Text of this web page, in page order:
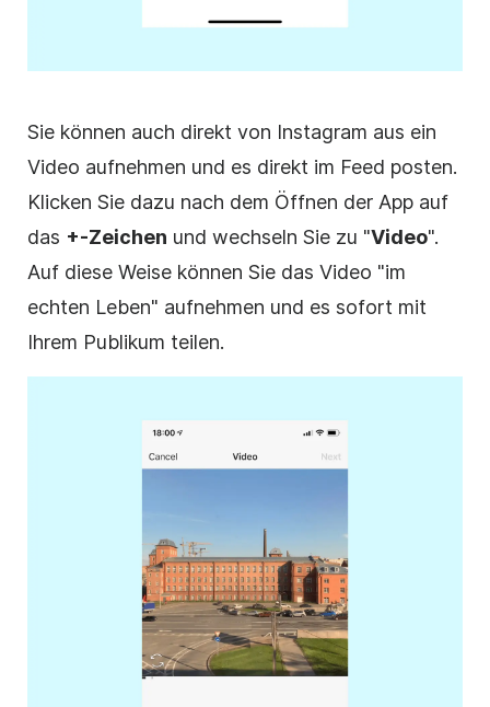
Sie können auch direkt von Instagram aus ein
Video aufnehmen und es direkt im Feed posten.
Klicken Sie dazu nach dem Öffnen der App auf
das +-Zeichen und wechseln Sie zu "Video".
Auf diese Weise können Sie das Video "im
echten Leben" aufnehmen und es sofort mit
Ihrem Publikum teilen.